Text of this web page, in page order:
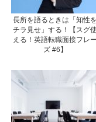
長所を語るときは「知性を
チラ見せ」する！【スグ使
える！英語転職面接フレー
ズ #6】